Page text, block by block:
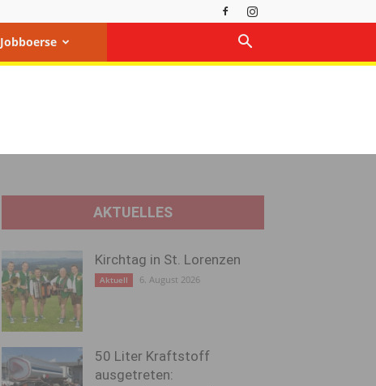
Jobboerse
AKTUELLES
Kirchtag in St. Lorenzen
Aktuell 6. August 2026
50 Liter Kraftstoff
ausgetreten: